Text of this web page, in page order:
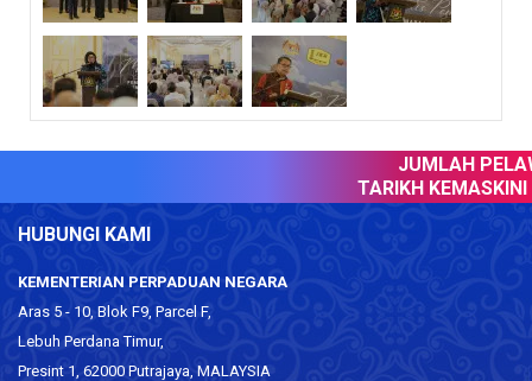
JUMLAH
TARIKH KEMASKINI :
HUBUNGI KAMI
KEMENTERIAN PERPADUAN NEGARA
Aras 5 - 10, Blok F9, Parcel F,
Lebuh Perdana Timur,
Presint 1, 62000 Putrajaya, MALAYSIA